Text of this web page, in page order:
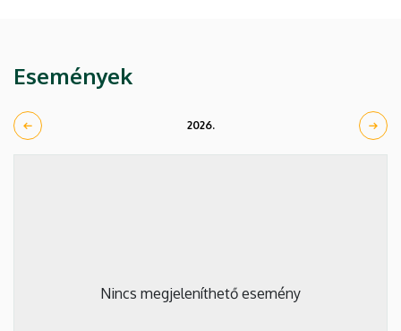
Események
2026.
Nincs megjeleníthető esemény